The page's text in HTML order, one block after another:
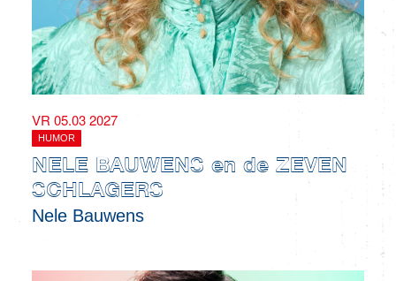
VR 05.03 2027
HUMOR
NELE BAUWENS en de ZEVEN
SCHLAGERS
Nele Bauwens